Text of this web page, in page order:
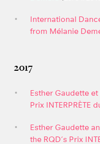
International
from Mélanie
2017
Esther Gaudette
Prix INTERPRÈTE
Esther Gaudette
the RQD’s Prix